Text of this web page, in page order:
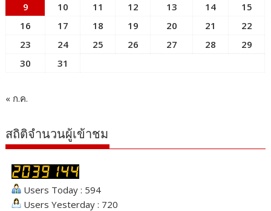
9
10 11 12 13 14
15
16
17 18 19 20 21
22
23
24 25 26 27 28
29
30
31
« ก.ค.
สถิติจำนวนผู้เข้าชม
Users Today : 594
Users Yesterday : 720